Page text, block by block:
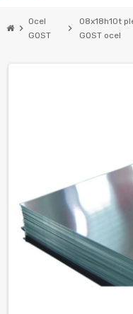
chevron_right
Ocel
GOST
chevron_right
08x18h10t
GOST ocel